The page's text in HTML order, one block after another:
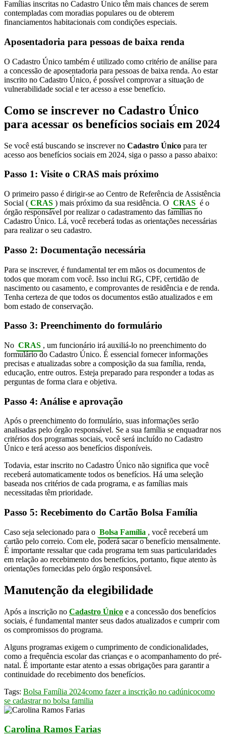
Famílias inscritas no Cadastro Único têm mais chances de serem
contempladas com moradias populares ou de obterem
financiamentos habitacionais com condições especiais.
Aposentadoria para pessoas de baixa renda
O Cadastro Único também é utilizado como critério de análise para
a concessão de aposentadoria para pessoas de baixa renda. Ao estar
inscrito no Cadastro Único, é possível comprovar a situação de
vulnerabilidade social e ter acesso a esse benefício.
Como se inscrever no Cadastro Único
para acessar os benefícios sociais em 2024
Se você está buscando se inscrever no Cadastro Único para ter
acesso aos benefícios sociais em 2024, siga o passo a passo abaixo:
Passo 1: Visite o CRAS mais próximo
O primeiro passo é dirigir-se ao Centro de Referência de Assistência
Social ( CRAS ) mais próximo da sua residência. O CRAS é o
órgão responsável por realizar o cadastramento das famílias no
Cadastro Único. Lá, você receberá todas as orientações necessárias
para realizar o seu cadastro.
Passo 2: Documentação necessária
Para se inscrever, é fundamental ter em mãos os documentos de
todos que moram com você. Isso inclui RG, CPF, certidão de
nascimento ou casamento, e comprovantes de residência e de renda.
Tenha certeza de que todos os documentos estão atualizados e em
bom estado de conservação.
Passo 3: Preenchimento do formulário
No CRAS , um funcionário irá auxiliá-lo no preenchimento do
formulário do Cadastro Único. É essencial fornecer informações
precisas e atualizadas sobre a composição da sua família, renda,
educação, entre outros. Esteja preparado para responder a todas as
perguntas de forma clara e objetiva.
Passo 4: Análise e aprovação
Após o preenchimento do formulário, suas informações serão
analisadas pelo órgão responsável. Se a sua família se enquadrar nos
critérios dos programas sociais, você será incluído no Cadastro
Único e terá acesso aos benefícios disponíveis.
Todavia, estar inscrito no Cadastro Único não significa que você
receberá automaticamente todos os benefícios. Há uma seleção
baseada nos critérios de cada programa, e as famílias mais
necessitadas têm prioridade.
Passo 5: Recebimento do Cartão Bolsa Família
Caso seja selecionado para o Bolsa Família , você receberá um
cartão pelo correio. Com ele, poderá sacar o benefício mensalmente.
É importante ressaltar que cada programa tem suas particularidades
em relação ao recebimento dos benefícios, portanto, fique atento às
orientações fornecidas pelo órgão responsável.
Manutenção da elegibilidade
Após a inscrição no Cadastro Único e a concessão dos benefícios
sociais, é fundamental manter seus dados atualizados e cumprir com
os compromissos do programa.
Alguns programas exigem o cumprimento de condicionalidades,
como a frequência escolar das crianças e o acompanhamento do pré-
natal. É importante estar atento a essas obrigações para garantir a
continuidade do recebimento dos benefícios.
Tags: Bolsa Família 2024como fazer a inscrição no cadúnicocomo
se cadastrar no bolsa familia
Carolina Ramos Farias